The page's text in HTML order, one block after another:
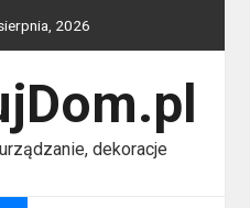
2026
dekoracje